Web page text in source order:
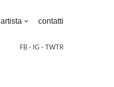
artista contatti
FB- IG - TWTR